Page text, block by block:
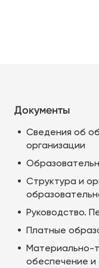
Документы
Сведения об
организации
Структура и
Руководство.
Платные
Материально-
обеспечение